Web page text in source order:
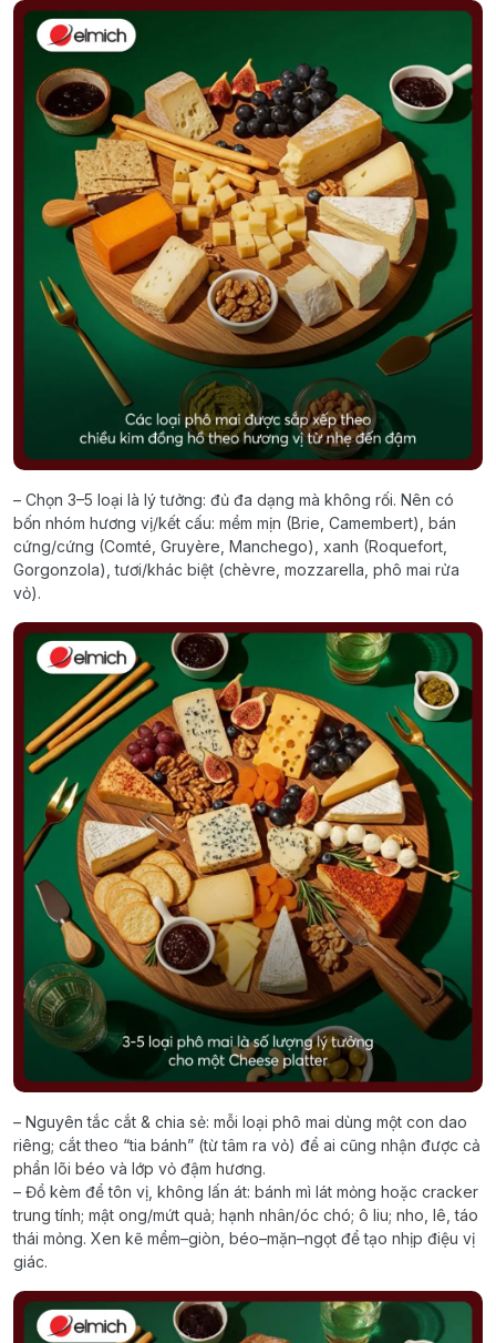
– Chọn 3–5 loại là lý tưởng: đủ đa dạng mà không rối. Nên có
bốn nhóm hương vị/kết cấu: mềm mịn (Brie, Camembert), bán
cứng/cứng (Comté, Gruyère, Manchego), xanh (Roquefort,
Gorgonzola), tươi/khác biệt (chèvre, mozzarella, phô mai rửa
vỏ).
– Nguyên tắc cắt & chia sẻ: mỗi loại phô mai dùng một con dao
riêng; cắt theo “tia bánh” (từ tâm ra vỏ) để ai cũng nhận được cả
phần lõi béo và lớp vỏ đậm hương.
– Đồ kèm để tôn vị, không lấn át: bánh mì lát mỏng hoặc cracker
trung tính; mật ong/mứt quả; hạnh nhân/óc chó; ô liu; nho, lê, táo
thái mỏng. Xen kẽ mềm–giòn, béo–mặn–ngọt để tạo nhịp điệu vị
giác.